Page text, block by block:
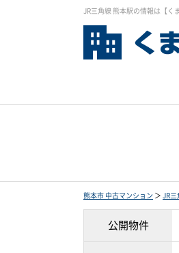
JR三角線 熊本駅の情報は【く
熊本市 中古マンション ＞ JR三
公開物件